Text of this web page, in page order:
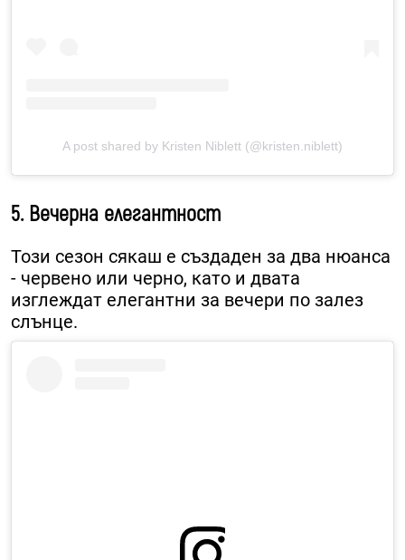
A post shared by Kristen Niblett (@kristen.niblett)
5. Вечерна елегантност
Този сезон сякаш е създаден за два нюанса
- червено или черно, като и двата
изглеждат елегантни за вечери по залез
слънце.